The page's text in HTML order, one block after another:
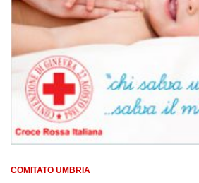
COMITATO UMBRIA